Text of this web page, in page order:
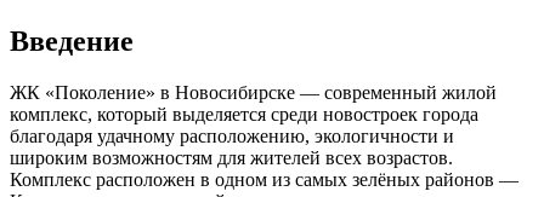
Введение
ЖК «Поколение» в Новосибирске — современный жилой
комплекс, который выделяется среди новостроек города
благодаря удачному расположению, экологичности и
широким возможностям для жителей всех возрастов.
Комплекс расположен в одном из самых зелёных районов —